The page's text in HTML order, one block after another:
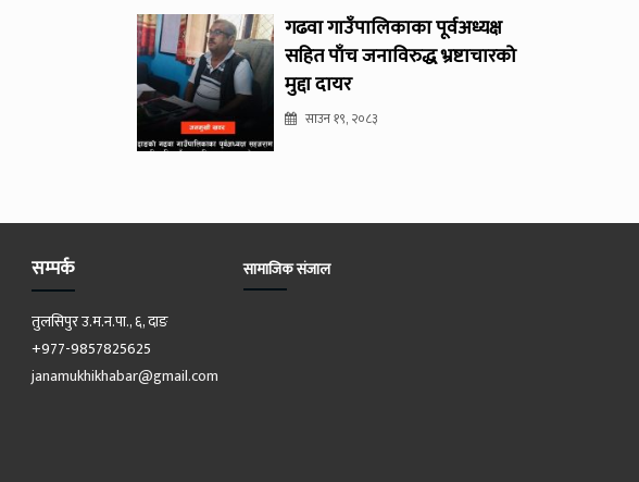
गढवा गाउँपालिकाका पूर्वअध्यक्ष
सहित पाँच जनाविरुद्ध भ्रष्टाचारको
मुद्दा दायर
साउन १९, २०८३
सम्पर्क
तुलसिपुर उ.म.न.पा., ६, दाङ
+977-9857825625
janamukhikhabar@gmail.com
सामाजिक संजाल